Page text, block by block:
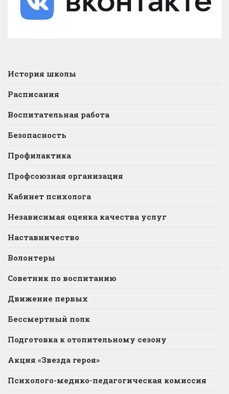
История школы
Расписания
Воспитательная работа
Безопасность
Профилактика
Профсоюзная организация
Кабинет психолога
Независимая оценка качества услуг
Наставничество
Волонтеры
Советник по воспитанию
Движение первых
Бессмертный полк
Подготовка к отопительному сезону
Акция «Звезда героя»
Психолого-медико-педагогическая комиссия